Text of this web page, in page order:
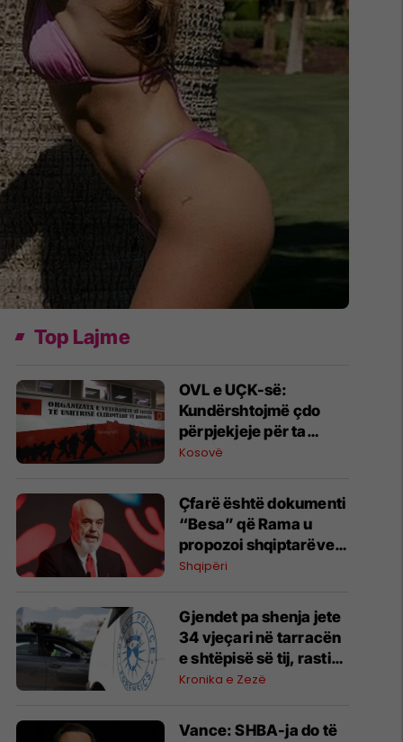
Top Lajme
OVL e UÇK-së:
Kundërshtojmë çdo
përpjekjeje për ta
mbajtur Kosovën peng
Albin Kurtit
Kosovë
Çfarë është dokumenti
“Besa” që Rama u
propozoi shqiptarëve?
Kryeministri e
Shqipëri
Gjendet pa shenja jete
34 vjeçari në tarracën
e shtëpisë së tij, rasti
po hetohet
Kronika e Zezë
Vance: SHBA-ja do të